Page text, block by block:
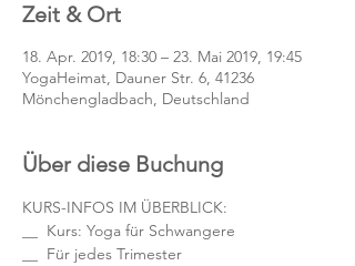
Zeit & Ort
18. Apr. 2019, 18:30 – 23. Mai 2019, 19:45
YogaHeimat, Dauner Str. 6, 41236
Mönchengladbach, Deutschland
Über diese Buchung
KURS-INFOS IM ÜBERBLICK:
__  Kurs: Yoga für Schwangere
__  Für jedes Trimester